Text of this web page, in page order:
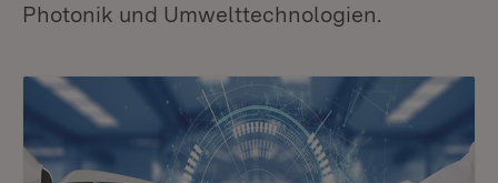
Photonik und Umwelttechnologien.